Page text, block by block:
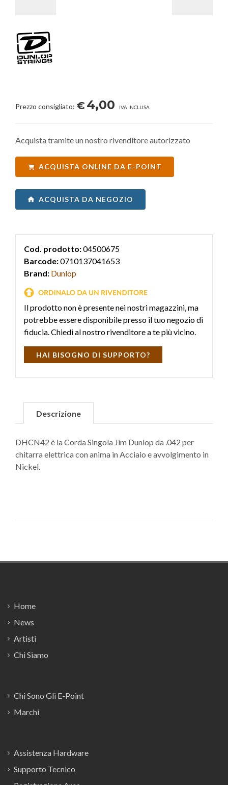
Prezzo consigliato: €4,00 IVA INCLUSA
Acquista tramite un nostro rivenditore autorizzato
ACQUISTA ONLINE DA E-POINT
ACQUISTA DA NEGOZIO
Cod. prodotto:04500675
Barcode:0710137041653
Brand: Dunlop
Il prodotto non è presente nei nostri magazzini, ma
potrebbe essere disponibile presso il tuo negozio di
fiducia. Chiedi al nostro rivenditore a te più vicino.
HAI BISOGNO DI SUPPORTO?
Descrizione
DHCN42 è la Corda Singola Jim Dunlop da .042 per
chitarra elettrica con anima in Acciaio e avvolgimento in
Nickel.
Home
News
Artisti
Chi Siamo
Chi Sono Gli E-Point
Marchi
Assistenza Hardware
Supporto Tecnico